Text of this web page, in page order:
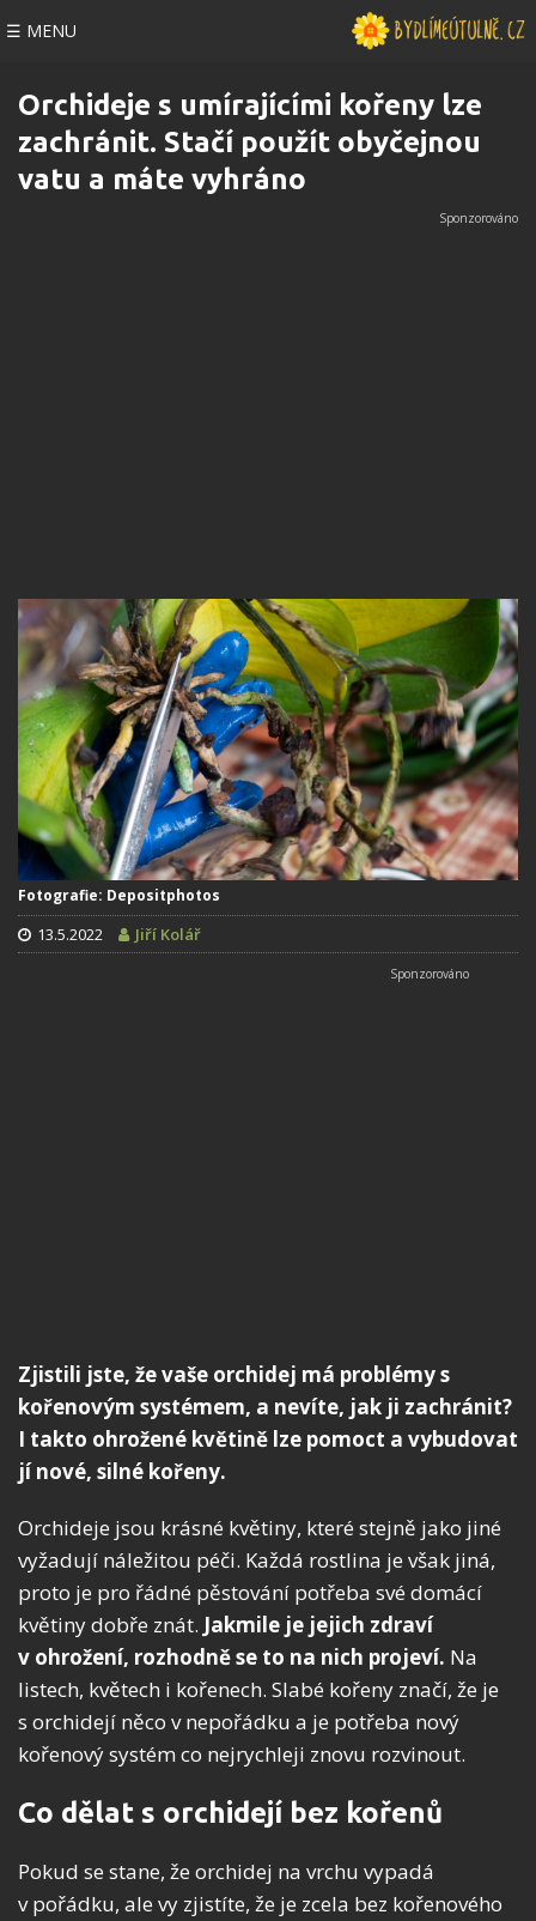
☰ MENU
Orchideje s umírajícími kořeny lze
zachránit. Stačí použít obyčejnou
vatu a máte vyhráno
Fotografie: Depositphotos
13.5.2022 Jiří Kolář
Zjistili jste, že vaše orchidej má problémy s
kořenovým systémem, a nevíte, jak ji zachránit?
I takto ohrožené květině lze pomoct a vybudovat
jí nové, silné kořeny.
Orchideje jsou krásné květiny, které stejně jako jiné
vyžadují náležitou péči. Každá rostlina je však jiná,
proto je pro řádné pěstování potřeba své domácí
květiny dobře znát. Jakmile je jejich zdraví
v ohrožení, rozhodně se to na nich projeví. Na
listech, květech i kořenech. Slabé kořeny značí, že je
s orchidejí něco v nepořádku a je potřeba nový
kořenový systém co nejrychleji znovu rozvinout.
Co dělat s orchidejí bez kořenů
Pokud se stane, že orchidej na vrchu vypadá
v pořádku, ale vy zjistíte, že je zcela bez kořenového